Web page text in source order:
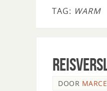
TAG: WARM
DOOR